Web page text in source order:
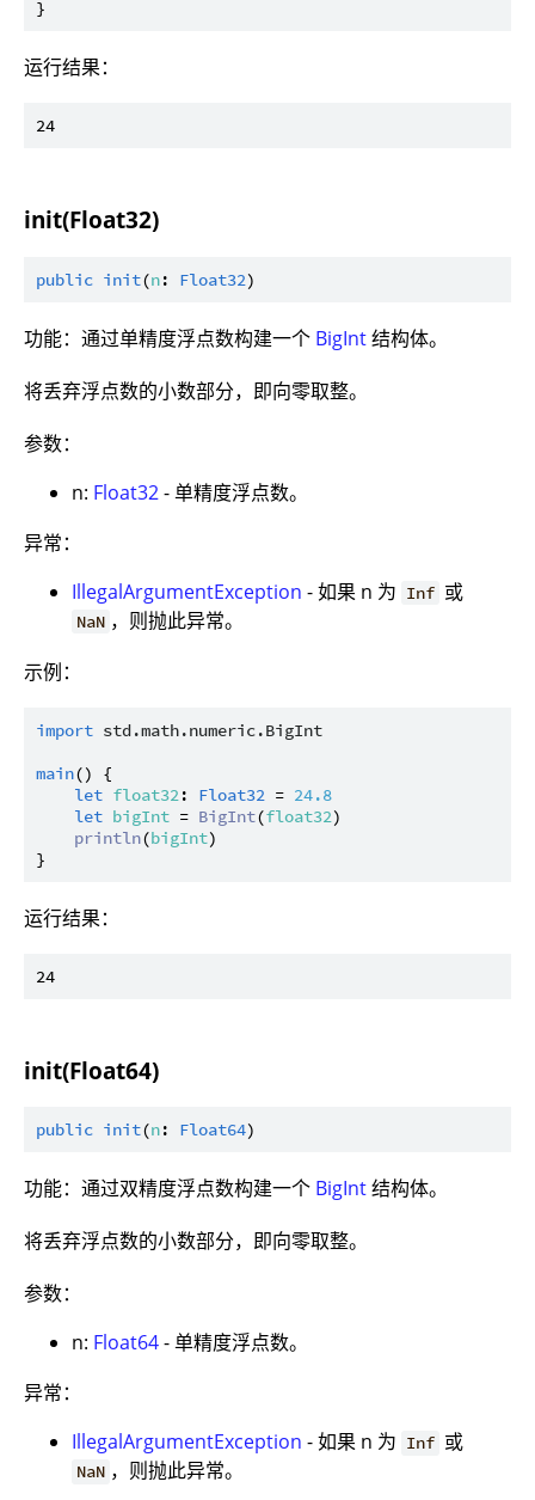
运行结果：
init(Float32)
public init(n: Float32
功能：通过单精度浮点数构建一个 BigInt结构体。
将丢弃浮点数的小数部分，即向零取整。
参数：
n: Float32- 单精度浮点数。
异常：
IllegalArgumentException - 如果 n 为 Inf 或
NaN ，则抛此异常。
示例：
import std.math.numeric.BigInt
main() {
let float32: Float32 = 24.8
let bigInt = BigInt(float32)
println(bigInt)
运行结果：
init(Float64)
public init(n: Float64
功能：通过双精度浮点数构建一个 BigInt结构体。
将丢弃浮点数的小数部分，即向零取整。
参数：
n: Float64- 单精度浮点数。
异常：
IllegalArgumentException - 如果 n 为 Inf 或
NaN ，则抛此异常。